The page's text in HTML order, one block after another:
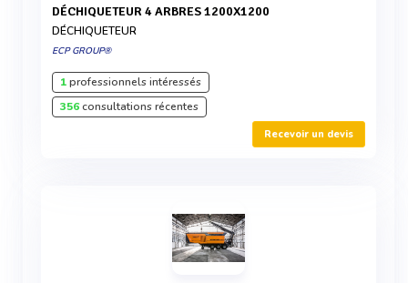
DÉCHIQUETEUR 4 ARBRES 1200X1200
DÉCHIQUETEUR
ECP GROUP®
1professionnels intéressés
356consultations récentes
Recevoir un devis